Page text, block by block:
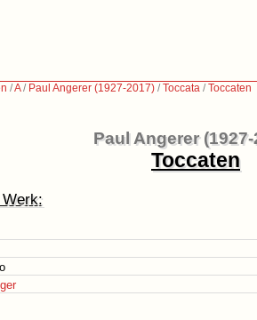
/A/ Paul Angerer (1927-2017) /Toccata /Toccaten
Paul Angerer (1927-
Toccaten
Werk: